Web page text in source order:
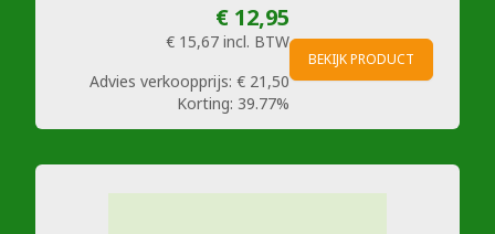
€ 12,95
€ 15,67 incl. BTW
Advies verkoopprijs: € 21,50
Korting: 39.77%
BEKIJK PRODUCT